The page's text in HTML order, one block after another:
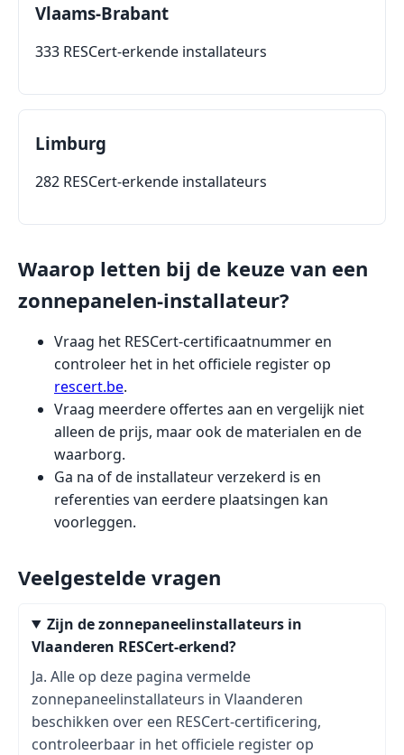
Vlaams-Brabant
333 RESCert-erkende installateurs
Limburg
282 RESCert-erkende installateurs
Waarop letten bij de keuze van een
zonnepanelen-installateur?
Vraag het RESCert-certificaatnummer en
controleer het in het officiele register op
rescert.be.
Vraag meerdere offertes aan en vergelijk niet
alleen de prijs, maar ook de materialen en de
waarborg.
Ga na of de installateur verzekerd is en
referenties van eerdere plaatsingen kan
voorleggen.
Veelgestelde vragen
Zijn de zonnepaneelinstallateurs in
Vlaanderen RESCert-erkend?
Ja. Alle op deze pagina vermelde
zonnepaneelinstallateurs in Vlaanderen
beschikken over een RESCert-certificering,
controleerbaar in het officiele register op